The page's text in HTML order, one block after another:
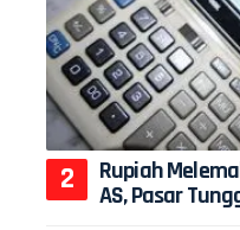
Rupiah
AS, Pasar